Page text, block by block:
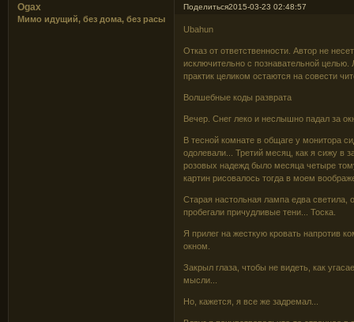
Поделиться2015-03-23 02:48:57
Ogax
Мимо идущий, без дома, без расы
Ubahun
Отказ от ответственности. Автор не
исключительно с познавательной
практик целиком остаются на совести
Волшебные коды разврата
Вечер. Снег леко и неслышно падал за
В тесной комнате в общаге у монитора
одолевали... Третий месяц, как я сижу в
розовых надежд было месяца четыре
картин рисовалось тогда в моем
Старая настольная лампа едва
пробегали причудливые тени... Тоска.
Я прилег на жесткую кровать напротив
окном.
Закрыл глаза, чтобы не видеть, как
мысли...
Но, кажется, я все же задремал...